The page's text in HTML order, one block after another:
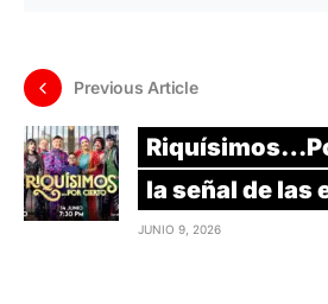
Previous Article
la señal de las
JUNIO 9, 2026